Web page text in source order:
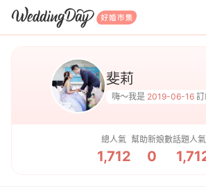
WeddingDay 好婚市
斐莉
嗨～我是 2019-06-16
總人氣
1,712
幫助新娘數
0
話題人